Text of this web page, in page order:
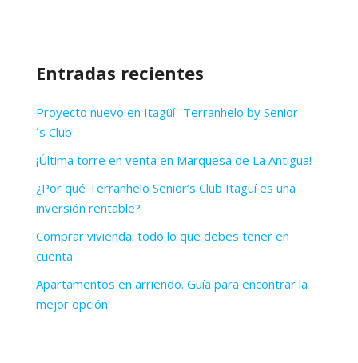
Entradas recientes
Proyecto nuevo en Itagüí- Terranhelo by Senior
´s Club
¡Última torre en venta en Marquesa de La Antigua!
¿Por qué Terranhelo Senior’s Club Itagüí es una
inversión rentable?
Comprar vivienda: todo lo que debes tener en
cuenta
Apartamentos en arriendo. Guía para encontrar la
mejor opción